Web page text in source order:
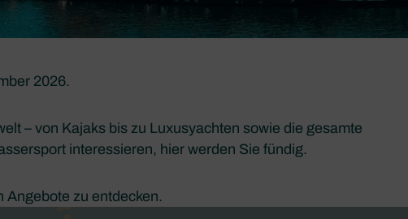
2026.
– von Kajaks bis zu Luxusyachten sowie die gesamte
interessieren, hier werden Sie fündig.
Angebote zu entdecken.